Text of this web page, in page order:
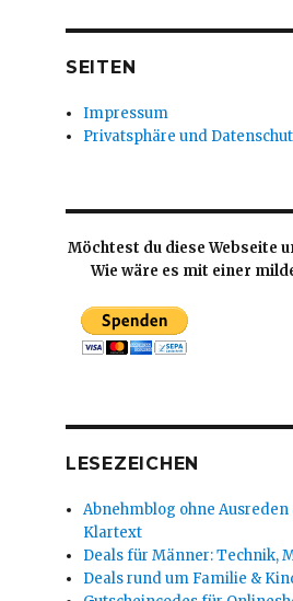
SEITEN
Impressum
Privatsphäre und
Möchtest du diese Webseite
Wie wäre es mit einer
LESEZEICHEN
Abnehmblog ohne
Klartext
Deals für Männer: Technik,
Deals rund um Familie &